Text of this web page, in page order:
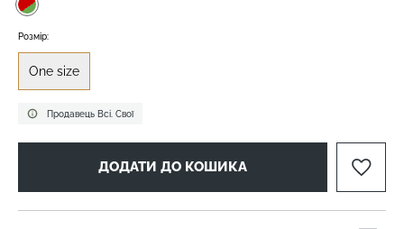
Продавець Всі. Свої
Розмір:
One size
ДОДАТИ ДО КОШИКА